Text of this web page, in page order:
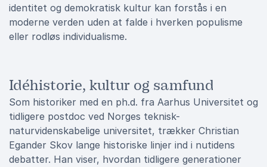
identitet og demokratisk kultur kan forstås i en
moderne verden uden at falde i hverken populisme
eller rodløs individualisme.
Idéhistorie, kultur og samfund
Som historiker med en ph.d. fra Aarhus Universitet og
tidligere postdoc ved Norges teknisk-
naturvidenskabelige universitet, trækker Christian
Egander Skov lange historiske linjer ind i nutidens
debatter. Han viser, hvordan tidligere generationer